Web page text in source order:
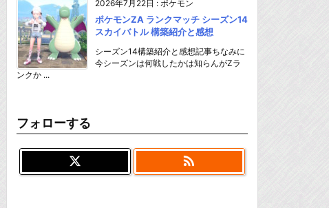
2026年7月22日 : ポケモン
ポケモンZA ランクマッチ シーズン14
スカイバトル 構築紹介と感想
シーズン14構築紹介と感想記事ちなみに
今シーズンは何戦したかは知らんがZラ
ンクか ...
フォローする
